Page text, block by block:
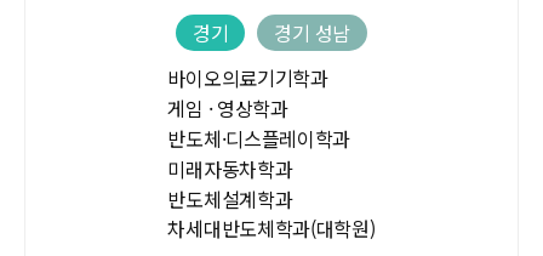
경기
경기 성남
바이오의료기기학과
게임 · 영상학과
반도체·디스플레이학과
미래자동차학과
반도체설계학과
차세대반도체학과(대학원)